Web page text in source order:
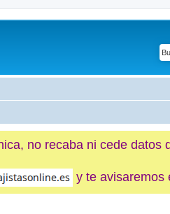
no recaba ni cede datos
y te avisaremos